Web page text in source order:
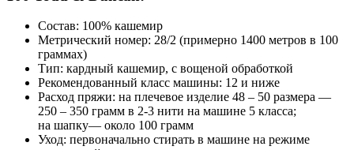
Состав: 100% кашемир
Метрический номер: 28/2 (примерно 1400 метров в 100
граммах)
Тип: кардный кашемир, с вощеной обработкой
Рекомендованный класс машины: 12 и ниже
Расход пряжи: на плечевое изделие 48 – 50 размера —
250 – 350 грамм в 2-3 нити на машине 5 класса;
на шапку— около 100 грамм
Уход: первоначально стирать в машине на режиме